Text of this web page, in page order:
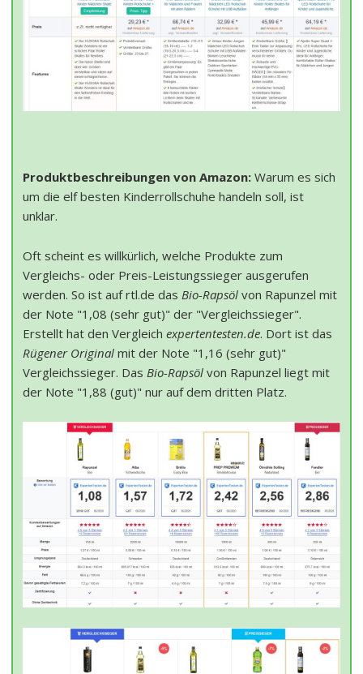
Produktbeschreibungen von Amazon: Warum es sich
um die elf besten Kinderrollschuhe handeln soll, ist
unklar.
Oft scheint es willkürlich, welche Produkte zum
Vergleichs- oder Preis-Leistungssieger ausgerufen
werden. So ist auf rtl.de das Bio-Rapsöl von Rapunzel mit
der Note "1,08 (sehr gut)" der "Vergleichssieger".
Erstellt hat den Vergleich expertentesten.de. Dort ist das
Rügener Original mit der Note "1,16 (sehr gut)"
Vergleichssieger. Das Bio-Rapsöl von Rapunzel liegt mit
der Note "1,88 (gut)" nur auf dem dritten Platz.